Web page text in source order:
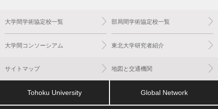
大学間学術協定校一覧 部局間学術協定校一覧
大学間コンソーシアム 東北大学研究者紹介
サイトマップ 地図と交通機関
Tohoku University Global Network